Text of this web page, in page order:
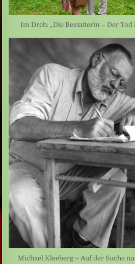
Im Dreh: „Die Bestatterin – Der Tod
Michael Kleeberg – Auf der Suche